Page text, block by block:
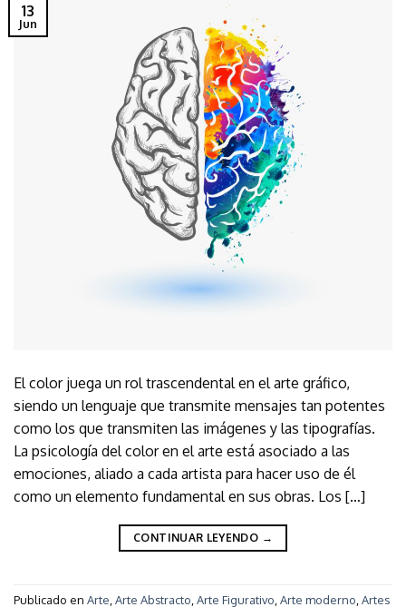
13
Jun
El color juega un rol trascendental en el arte gráfico,
siendo un lenguaje que transmite mensajes tan potentes
como los que transmiten las imágenes y las tipografías.
La psicología del color en el arte está asociado a las
emociones, aliado a cada artista para hacer uso de él
como un elemento fundamental en sus obras. Los […]
CONTINUAR LEYENDO →
Publicado en Arte Arte Abstracto Arte Figurativo Arte moderno Artes